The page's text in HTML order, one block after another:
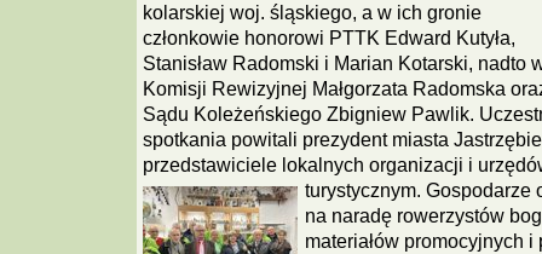
kolarskiej woj. śląskiego, a w ich gronie
członkowie honorowi PTTK Edward Kutyła,
Stanisław Radomski i Marian Kotarski, nadto
Komisji Rewizyjnej Małgorzata Radomska
Sądu Koleżeńskiego Zbigniew Pawlik.
spotkania powitali prezydent miasta
przedstawiciele lokalnych organizacji i
turystycznym.Gospodarze
na naradę rowerzystów
materiałów promocyjnych